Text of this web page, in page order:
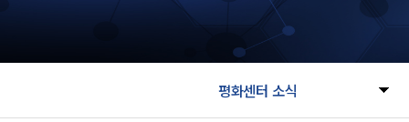
평화센터 소식